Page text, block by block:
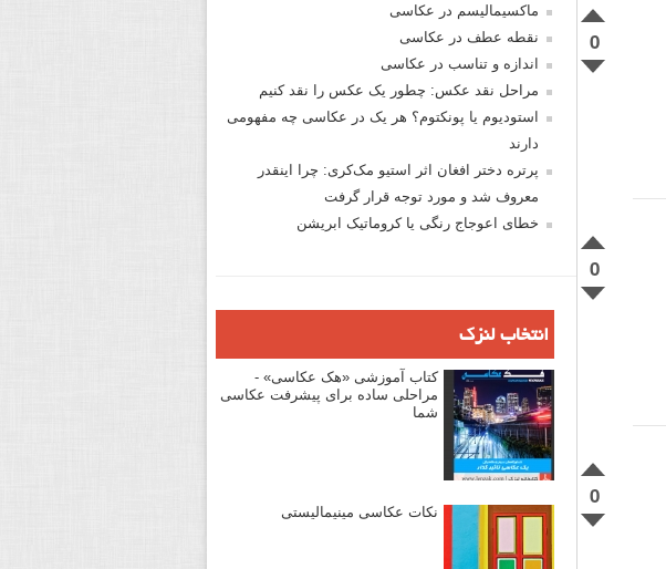
0
0
0
ماکسیمالیسم در عکاسی
نقطه عطف در عکاسی
اندازه و تناسب در عکاسی
مراحل نقد عکس: چطور یک عکس را نقد کنیم
استودیوم یا پونکتوم؟ هر یک در عکاسی چه مفهومی
دارند
پرتره دختر افغان اثر استیو مک‌کری: چرا اینقدر
معروف شد و مورد توجه قرار گرفت
خطای اعوجاج رنگی یا کروماتیک ابریشن
انتخاب لنزک
کتاب آموزشی «هک عکاسی» -
مراحلی ساده برای پیشرفت عکاسی
شما
نکات عکاسی مینیمالیستی